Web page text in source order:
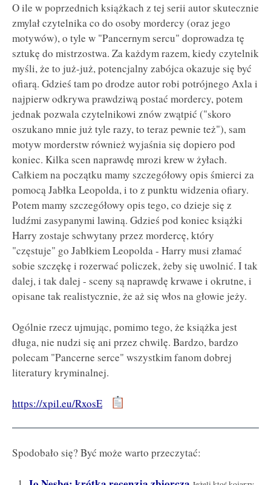
O ile w poprzednich książkach z tej serii autor skutecznie
zmylał czytelnika co do osoby mordercy (oraz jego
motywów), o tyle w "Pancernym sercu" doprowadza tę
sztukę do mistrzostwa. Za każdym razem, kiedy czytelnik
myśli, że to już-już, potencjalny zabójca okazuje się być
ofiarą. Gdzieś tam po drodze autor robi potrójnego Axla i
najpierw odkrywa prawdziwą postać mordercy, potem
jednak pozwala czytelnikowi znów zwątpić ("skoro
oszukano mnie już tyle razy, to teraz pewnie też"), sam
motyw morderstw również wyjaśnia się dopiero pod
koniec. Kilka scen naprawdę mrozi krew w żyłach.
Całkiem na początku mamy szczegółowy opis śmierci za
pomocą Jabłka Leopolda, i to z punktu widzenia ofiary.
Potem mamy szczegółowy opis tego, co dzieje się z
ludźmi zasypanymi lawiną. Gdzieś pod koniec książki
Harry zostaje schwytany przez mordercę, który
"częstuje" go Jabłkiem Leopolda - Harry musi złamać
sobie szczękę i rozerwać policzek, żeby się uwolnić. I tak
dalej, i tak dalej - sceny są naprawdę krwawe i okrutne, i
opisane tak realistycznie, że aż się włos na głowie jeży.
Ogólnie rzecz ujmując, pomimo tego, że książka jest
długa, nie nudzi się ani przez chwilę. Bardzo, bardzo
polecam "Pancerne serce" wszystkim fanom dobrej
literatury kryminalnej.
https://xpil.eu/RxosE
Spodobało się? Być może warto przeczytać: